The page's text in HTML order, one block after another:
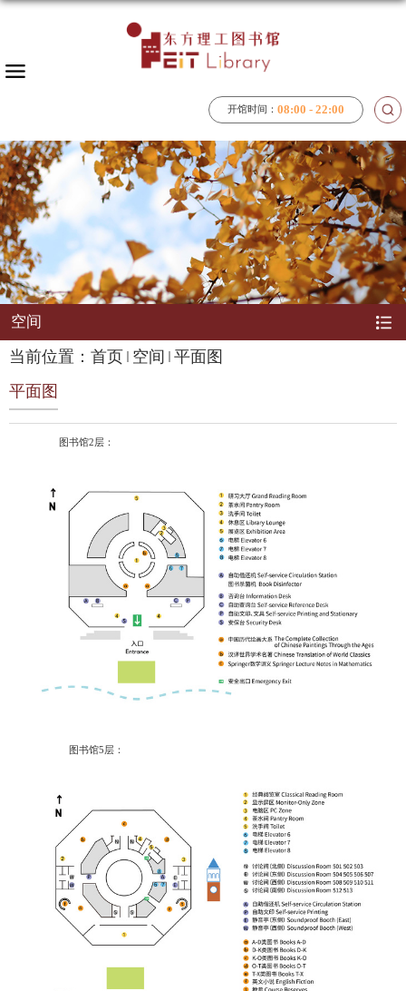
开馆时间： 08:00 - 22:00
空间
当前位置： 首页 空间
平面图
平面图
图书馆2层：
图书馆5层：